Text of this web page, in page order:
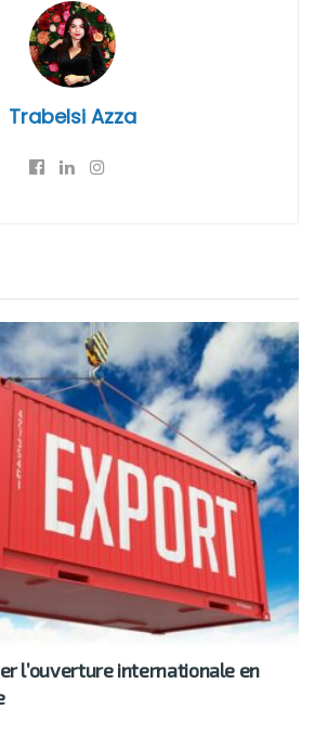
Trabelsi Azza
l’ouverture internationale en